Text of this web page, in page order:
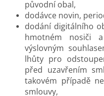
původní obal,
dodávce novin,
dodání digitálního
hmotném nosiči
výslovným
lhůty pro
před uzavřením
takovém případě
smlouvy,